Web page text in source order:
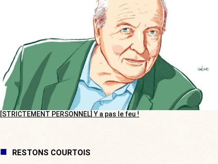
[STRICTEMENT PERSONNEL] Y a pas le feu !
RESTONS COURTOIS